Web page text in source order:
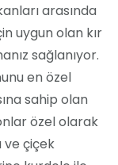
arasında
uygun olan kır
sağlanıyor.
en özel
sahip olan
özel olarak
ve çiçek